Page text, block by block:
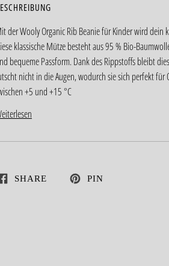
der Wooly Organic Rib Beanie für Kinder wird dein
klassische Mütze besteht aus 95 % Bio-
bequeme Passform. Dank des Rippstoffs bleibt
nicht in die Augen, wodurch sie sich perfekt
+5 und +15 °C
SHARE PIN